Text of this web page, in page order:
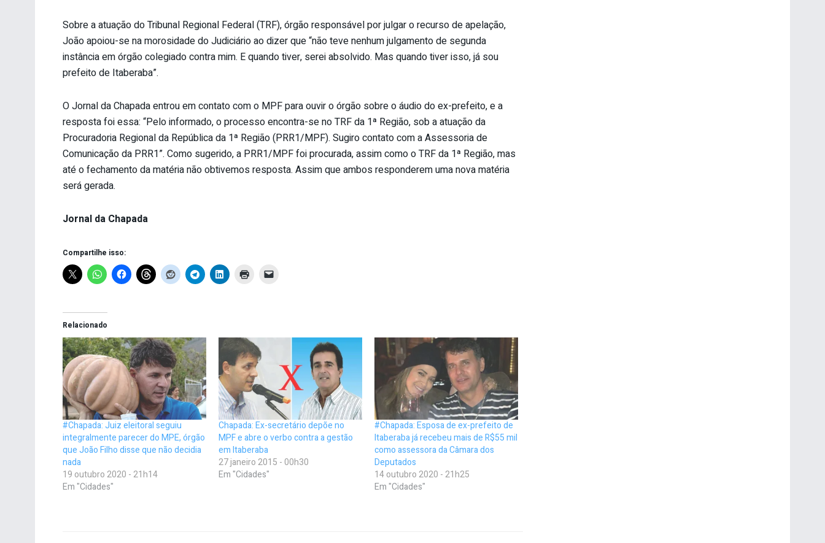
Sobre a atuação do Tribunal Regional Federal (TRF), órgão responsável por julgar o recurso de apelação,
João apoiou-se na morosidade do Judiciário ao dizer que “não teve nenhum julgamento de segunda
instância em órgão colegiado contra mim. E quando tiver, serei absolvido. Mas quando tiver isso, já sou
prefeito de Itaberaba”.
O Jornal da Chapada entrou em contato com o MPF para ouvir o órgão sobre o áudio do ex-prefeito, e a
resposta foi essa: “Pelo informado, o processo encontra-se no TRF da 1ª Região, sob a atuação da
Procuradoria Regional da República da 1ª Região (PRR1/MPF). Sugiro contato com a Assessoria de
Comunicação da PRR1”. Como sugerido, a PRR1/MPF foi procurada, assim como o TRF da 1ª Região, mas
até o fechamento da matéria não obtivemos resposta. Assim que ambos responderem uma nova matéria
será gerada.
Jornal da Chapada
Compartilhe isso:
Relacionado
#Chapada: Juiz eleitoral seguiu
integralmente parecer do MPE, órgão
que João Filho disse que não decidia
nada
19 outubro 2020 - 21h14
Em "Cidades"
Chapada: Ex-secretário depõe no
MPF e abre o verbo contra a gestão
em Itaberaba
27 janeiro 2015 - 00h30
Em "Cidades"
#Chapada: Esposa de ex-prefeito de
Itaberaba já recebeu mais de R$55 mil
como assessora da Câmara dos
Deputados
14 outubro 2020 - 21h25
Em "Cidades"